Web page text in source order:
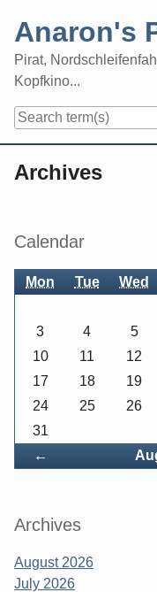
content
Anaron's
Pirat,
Kopfkino...
Archives
Sidebar
Calendar
Mon Tue Wed
←
3
4 5
10
11 12
17
18 19
24
25 26
31
Archives
August 2026
July 2026